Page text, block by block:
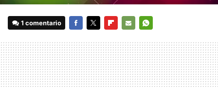
1 comentario
MAIL